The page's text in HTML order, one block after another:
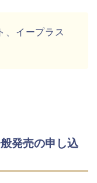
、イープラス
発売の申し込